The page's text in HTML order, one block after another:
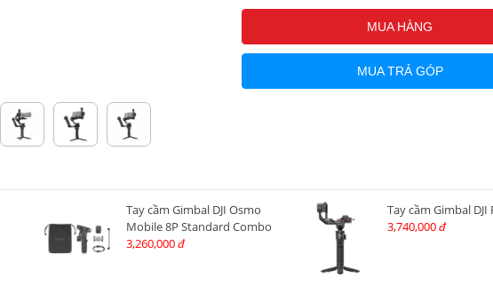
MUA HÀNG
MUA TRẢ GÓP
Tay cầm Gimbal DJI Osmo
Mobile 8P Standard Combo
3,260,000 đ
Tay cầm Gimbal DJI
3,740,000 đ